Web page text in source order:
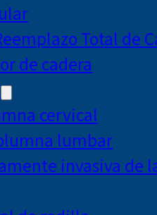
Total de
de cadera
cervical
lumbar
invasiva de